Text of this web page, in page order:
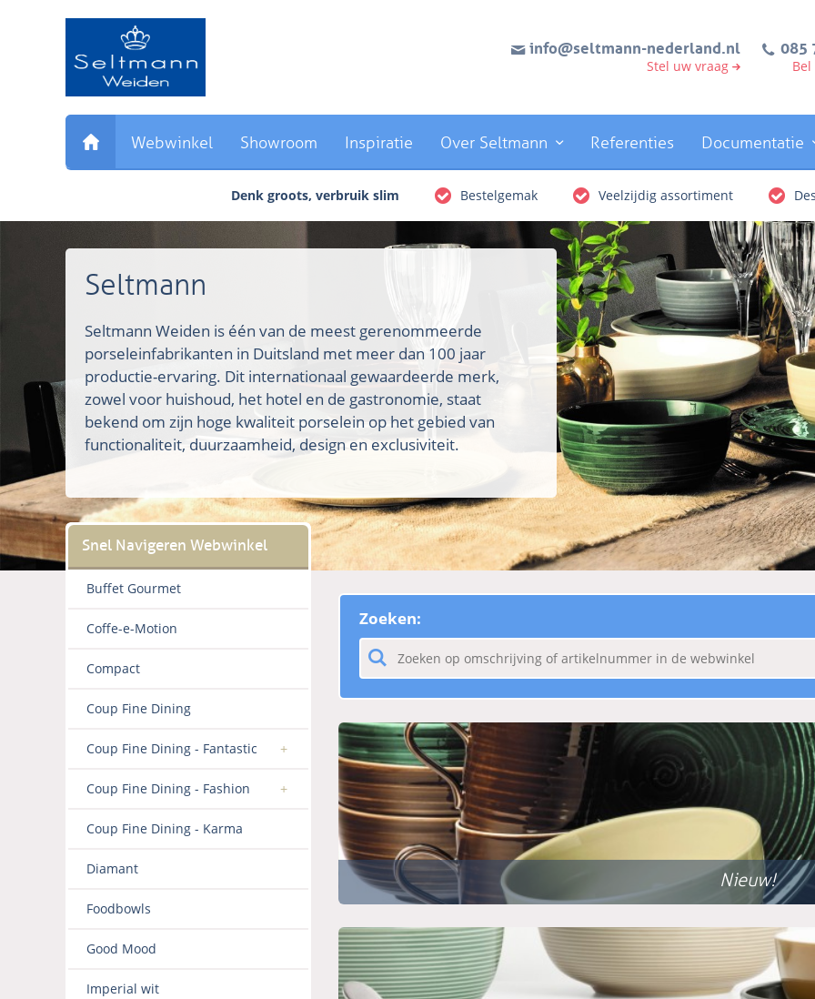
Direct
info@seltmann-nederland.nl
Stel uw vraag
085
Webwinkel Showroom Inspiratie Over Seltmann Referenties Documentatie
Denk groots, verbruik slim Bestelgemak Veelzijdig assortiment
Seltmann
Seltmann Weiden is één van de meest gerenommeerde
porseleinfabrikanten in Duitsland met meer dan 100 jaar
productie-ervaring. Dit internationaal gewaardeerde merk,
zowel voor huishoud, het hotel en de gastronomie, staat
bekend om zijn hoge kwaliteit porselein op het gebied van
functionaliteit, duurzaamheid, design en exclusiviteit.
Buffet Gourmet
Coffe-e-Motion
Compact
Coup Fine Dining
Coup Fine Dining - Fantastic
Coup Fine Dining - Fashion
Coup Fine Dining - Karma
Diamant
Foodbowls
Good Mood
Imperial wit
Zoeken:
Nieuw!